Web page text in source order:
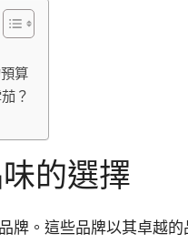
算
？
的選擇
牌。這些品牌以其卓越的